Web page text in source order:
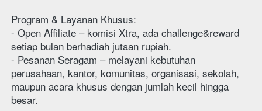
Program & Layanan Khusus:
- Open Affiliate – komisi Xtra, ada challenge&reward
setiap bulan berhadiah jutaan rupiah.
- Pesanan Seragam – melayani kebutuhan
perusahaan, kantor, komunitas, organisasi, sekolah,
maupun acara khusus dengan jumlah kecil hingga
besar.